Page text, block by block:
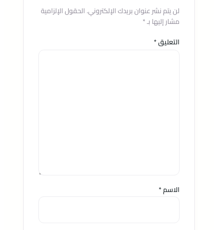
لن يتم نشر عنوان بريدك الإلكتروني.الحقول الإلزامية
مشار إليها بـ*
التعليق*
الاسم*